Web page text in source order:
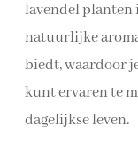
lavendel planten
natuurlijke
biedt, waardoor
kunt ervaren te
dagelijkse leven.